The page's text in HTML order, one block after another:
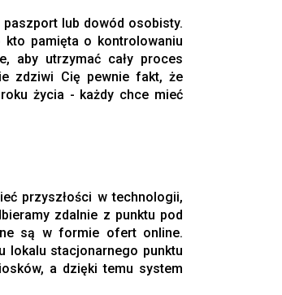
lub dowód osobisty.
kto pamięta o kontrolowaniu
aby utrzymać cały proces
zdziwi Cię pewnie fakt, że
życia - każdy chce mieć
przyszłości w technologii,
zdalnie z punktu pod
są w formie ofert online.
lokalu stacjonarnego punktu
a dzięki temu system